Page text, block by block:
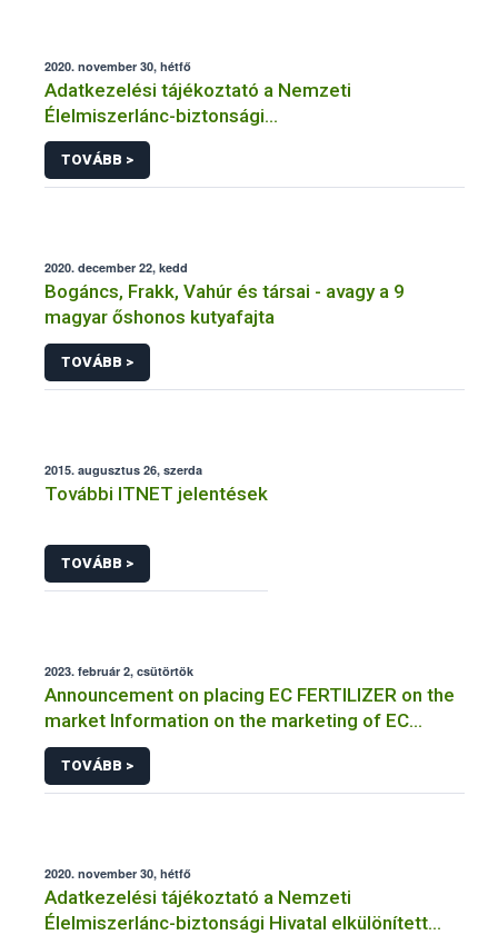
2020. november 30, hétfő
Adatkezelési tájékoztató a Nemzeti
Élelmiszerlánc-biztonsági
Hivatal tevékenységéhez kötődő érintetti jogok
gyakorlásával összefüggő adatkezeléseihez
TOVÁBB >
2020. december 22, kedd
Bogáncs, Frakk, Vahúr és társai - avagy a 9
magyar őshonos kutyafajta
TOVÁBB >
2015. augusztus 26, szerda
További ITNET jelentések
TOVÁBB >
2023. február 2, csütörtök
Announcement on placing EC FERTILIZER on the
market Information on the marketing of EC
FERTILIZER and the application for a certificate
TOVÁBB >
2020. november 30, hétfő
Adatkezelési tájékoztató a Nemzeti
Élelmiszerlánc-biztonsági Hivatal elkülönített